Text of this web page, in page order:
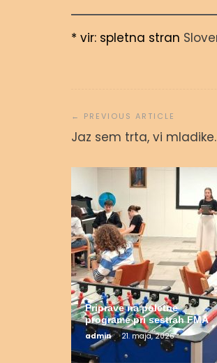
* vir: spletna stran
prispevka
Jaz sem trta, vi mladike.
Priprave na poletne
programe pri sestrah FMA
admin 21. maja, 2026